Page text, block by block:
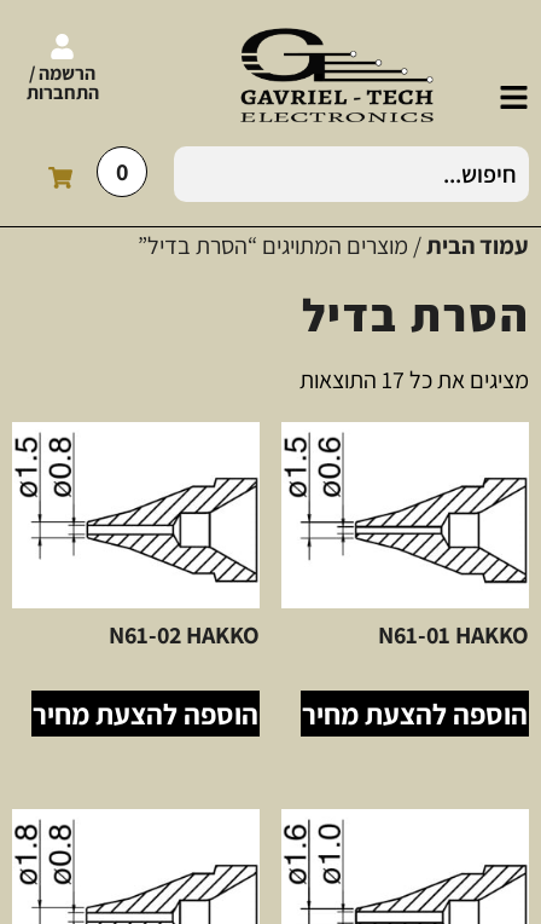
הרשמה /
התחברות
0
עמוד הבית/ מוצרים המתויגים “הסרת בדיל”
הסרת בדיל
מציגים את כל ⁦17⁩ התוצאות
N61-01 HAKKO
הוספה להצעת מחיר
N61-02 HAKKO
הוספה להצעת מחיר